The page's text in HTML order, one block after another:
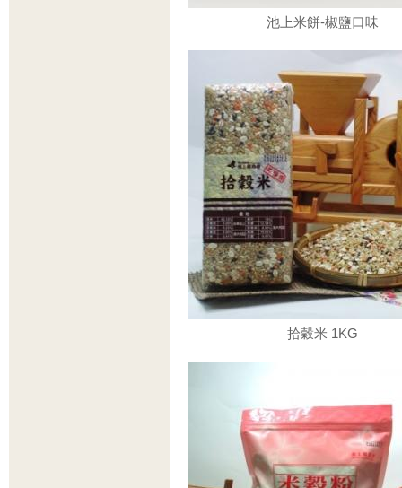
池上米餅-椒鹽口味
拾穀米 1KG